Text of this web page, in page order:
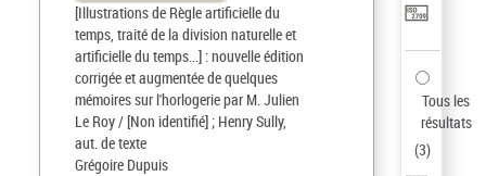
[Illustrations de Règle artificielle du
temps, traité de la division naturelle et
artificielle du temps...] : nouvelle édition
corrigée et augmentée de quelques
mémoires sur l'horlogerie par M. Julien
Le Roy / [Non identifié] ; Henry Sully,
aut. de texte
Grégoire Dupuis
Tous les
résultats
(3)